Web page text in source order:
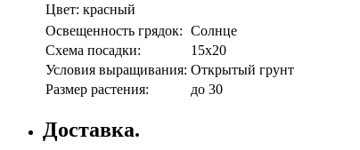
Цвет: красный
Освещенность грядок: Солнце
Схема посадки:
15х20
Условия выращивания: Открытый грунт
Размер растения:
до 30
Доставка.